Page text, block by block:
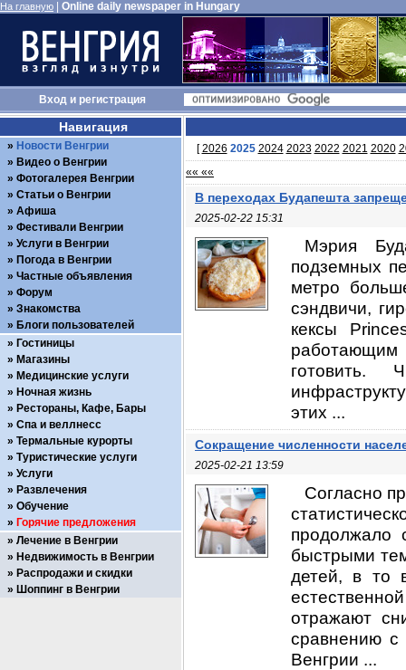
На главную Online daily newspaper in Hungary
Входи регистрация
[2026 2025 2024 2023 2022 2021 2020
«« ««
В переходах Будапешта
2025-02-22 15:31
Мэрия
подземных
метро
сэндвичи,
кексы
работающим
готовить.
этих ...
Сокращение численности
2025-02-21 13:59
Согласно
продолжало
быстрыми
детей, в то
отражают
сравнению
Венгрии ...
Навигация
Новости Венгрии
Видео о Венгрии
Фотогалерея Венгрии
Статьи о Венгрии
Афиша
Фестивали Венгрии
Услуги в Венгрии
Погода в Венгрии
Частные объявления
Форум
Знакомства
Блоги пользователей
Гостиницы
Магазины
Медицинские услуги
Ночная жизнь
Рестораны, Кафе, Бары
Спа и веллнесс
Термальные курорты
Туристические услуги
Услуги
Развлечения
Обучение
Горячие предложения
Лечение в Венгрии
Недвижимость в Венгрии
Распродажи и скидки
Шоппинг в Венгрии